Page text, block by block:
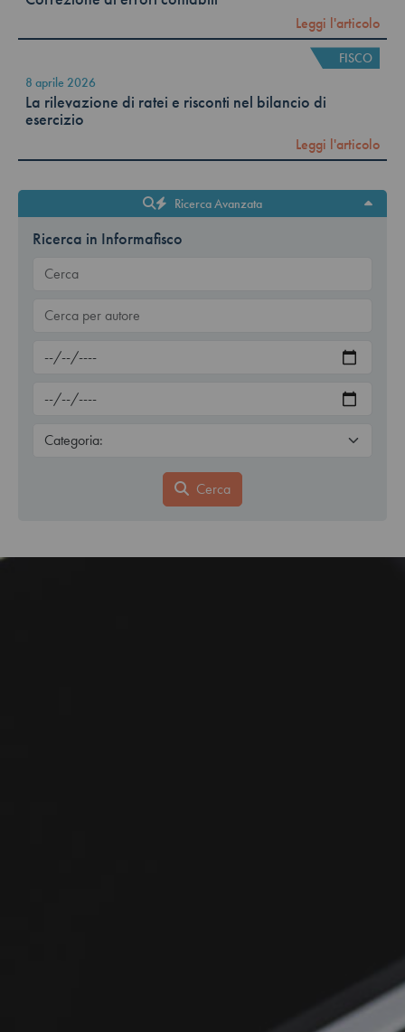
Leggi l'articolo
FISCO
8 aprile 2026
La rilevazione di ratei e risconti nel bilancio di
esercizio
Leggi l'articolo
Ricerca Avanzata
Ricerca in Informafisco
Cerca